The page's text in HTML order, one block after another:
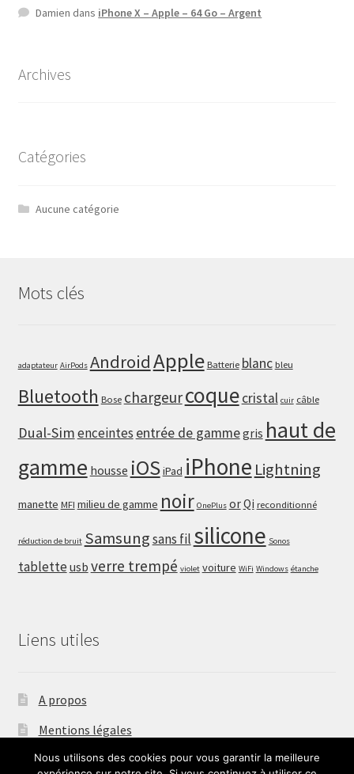
Damien dans iPhone X – Apple – 64 Go – Argent
Archives
Catégories
Aucune catégorie
Mots clés
adaptateur AirPods AndroidApple Batterie blanc bleu
Bluetooth Bose chargeurcoquecristal cuir câble
Dual-Simenceintes entrée de gammegris haut de
gamme housse iOSiPad iPhone Lightning
manette MFI milieu de gamme noir OnePlus orQi reconditionné
réduction de bruit Samsungsans fil silicone Sonos
tablette usb verre trempé violet voiture WiFi Windows étanche
Liens utiles
A propos
Mentions légales
Nous contacter
Nous utilisons des cookies pour vous garantir la meilleure